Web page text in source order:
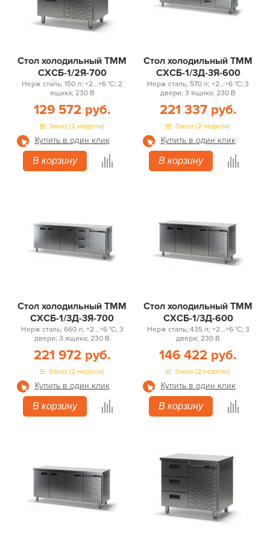
Стол холодильный ТММ
СХСБ-1/2Я-700
Нерж сталь; 150 л; +2...+6 °С; 2
ящика; 230 В
129 572 руб.
Заказ (2 недели)
Купить в один клик
В корзину
Стол холодильный ТММ
СХСБ-1/3Д-3Я-600
Нерж сталь; 570 л; +2...+6 °С; 3
двери; 3 ящика; 230 В
221 337 руб.
Заказ (2 недели)
Купить в один клик
В корзину
Стол холодильный ТММ
СХСБ-1/3Д-3Я-700
Нерж сталь; 660 л; +2...+6 °С; 3
двери; 3 ящика; 230 В
221 972 руб.
Заказ (2 недели)
Купить в один клик
В корзину
Стол холодильный ТММ
СХСБ-1/3Д-600
Нерж сталь; 435 л; +2...+6 °С; 3
двери; 230 В
146 422 руб.
Заказ (2 недели)
Купить в один клик
В корзину